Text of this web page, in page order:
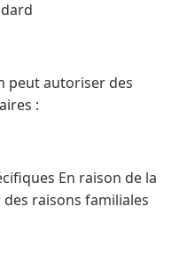
peut autoriser des
:
En raison de la
raisons familiales